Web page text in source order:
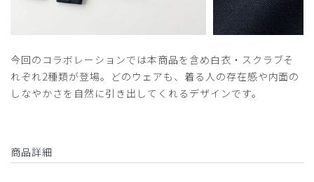
今回のコラボレーションでは本商品を含め白衣・スクラブそ
れぞれ2種類が登場。どのウェアも、着る人の存在感や内面の
しなやかさを自然に引き出してくれるデザインです。
商品詳細